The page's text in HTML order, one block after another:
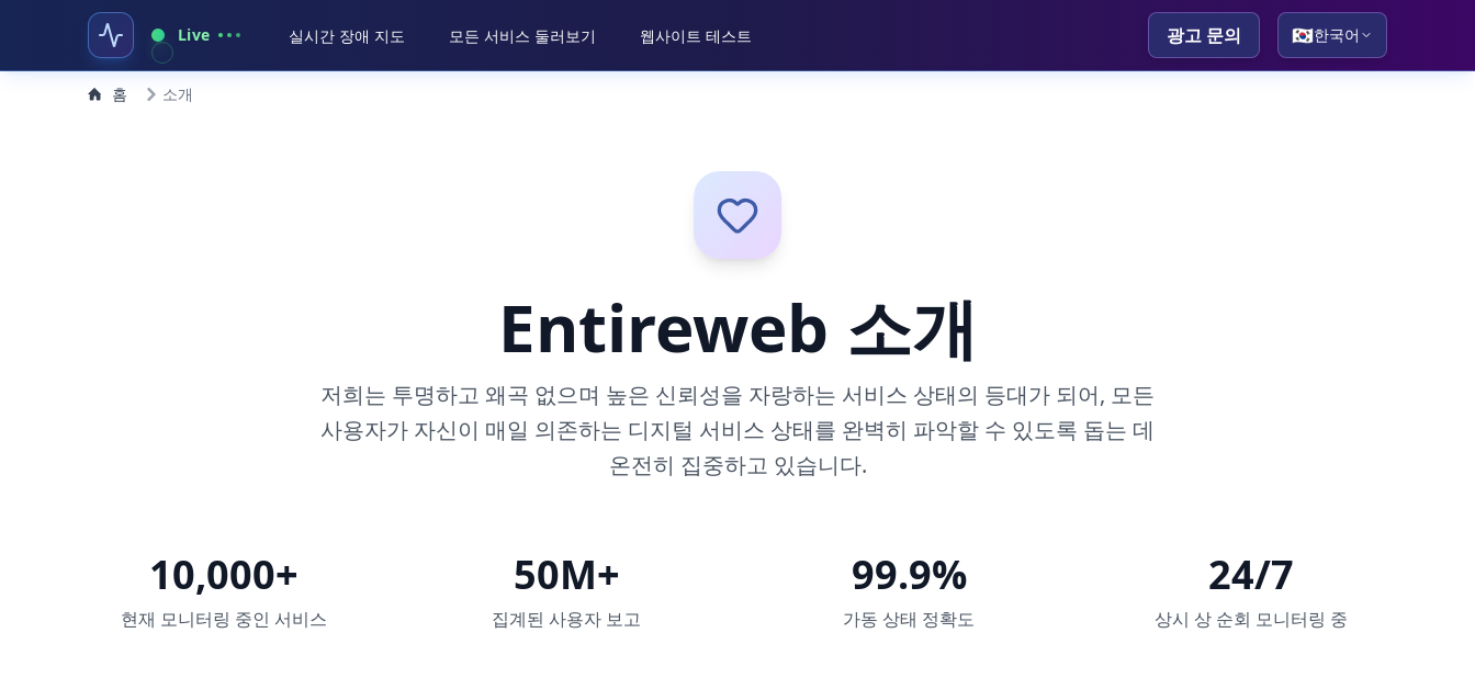
Live 실시간 장애 지도 모든 서비스 둘러보기 웹사이트 테스트 광고 문의 🇰🇷한국어
홈 소개
Entireweb 소개
저희는 투명하고 왜곡 없으며 높은 신뢰성을 자랑하는 서비스 상태의 등대가 되어, 모든
사용자가 자신이 매일 의존하는 디지털 서비스 상태를 완벽히 파악할 수 있도록 돕는 데
온전히 집중하고 있습니다.
10,000+
현재 모니터링 중인 서비스
50M+
집계된 사용자 보고
99.9%
가동 상태 정확도
24/7
상시 상 순회 모니터링 중